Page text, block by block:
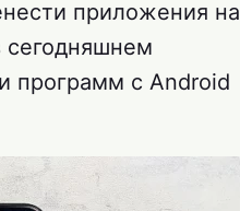
приложения на
сегодняшнем
программ с Android